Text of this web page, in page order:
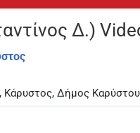
Δ.)
Κάρυστος, Δήμος